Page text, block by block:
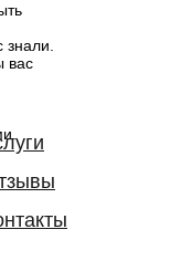
знали.
вас